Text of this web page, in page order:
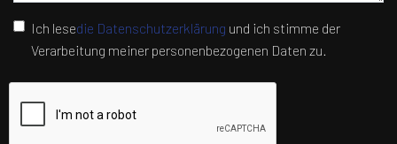
Ich lesedie Datenschutzerklärung und ich stimme der
Verarbeitung meiner personenbezogenen Daten zu.